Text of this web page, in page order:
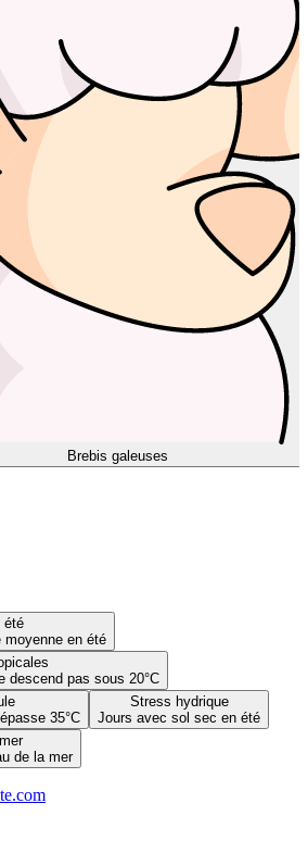
Brebis galeuses
été
moyenne en été
descend pas sous 20°C
35°C
Stress hydrique
Jours avec sol sec en été
de la mer